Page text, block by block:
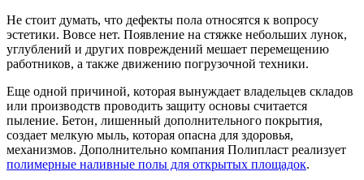
Не стоит думать, что дефекты пола относятся к вопросу
эстетики. Вовсе нет. Появление на стяжке небольших лунок,
углублений и других повреждений мешает перемещению
работников, а также движению погрузочной техники.
Еще одной причиной, которая вынуждает владельцев складов
или производств проводить защиту основы считается
пыление. Бетон, лишенный дополнительного покрытия,
создает мелкую мыль, которая опасна для здоровья,
механизмов. Дополнительно компания Полипласт реализует
полимерные наливные полы для открытых площадок.